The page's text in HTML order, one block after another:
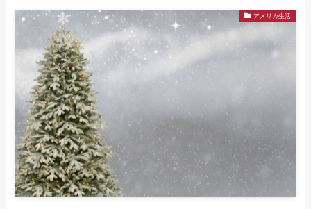
アメリカ生活